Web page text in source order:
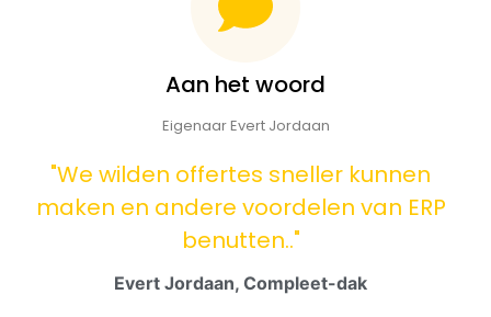
Aan het woord
Eigenaar Evert Jordaan
"We wilden offertes sneller kunnen
maken en andere voordelen van ERP
benutten.."
Evert Jordaan, Compleet-dak